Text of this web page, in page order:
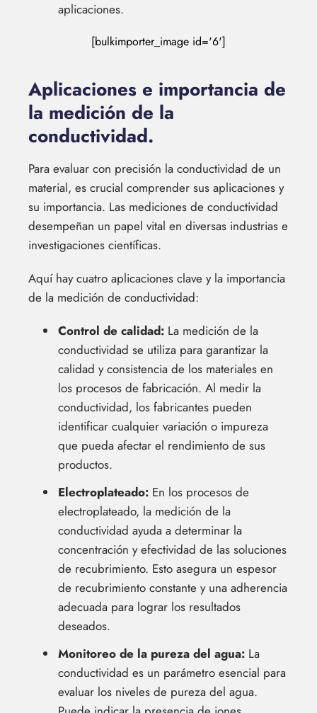
aplicaciones.
[bulkimporter_image id='6']
Aplicaciones e importancia de
la medición de la
conductividad.
Para evaluar con precisión la conductividad de un
material, es crucial comprender sus aplicaciones y
su importancia. Las mediciones de conductividad
desempeñan un papel vital en diversas industrias e
investigaciones científicas.
Aquí hay cuatro aplicaciones clave y la importancia
de la medición de conductividad:
Control de calidad: La medición de la
conductividad se utiliza para garantizar la
calidad y consistencia de los materiales en
los procesos de fabricación. Al medir la
conductividad, los fabricantes pueden
identificar cualquier variación o impureza
que pueda afectar el rendimiento de sus
productos.
Electroplateado: En los procesos de
electroplateado, la medición de la
conductividad ayuda a determinar la
concentración y efectividad de las soluciones
de recubrimiento. Esto asegura un espesor
de recubrimiento constante y una adherencia
adecuada para lograr los resultados
deseados.
Monitoreo de la pureza del agua: La
conductividad es un parámetro esencial para
evaluar los niveles de pureza del agua.